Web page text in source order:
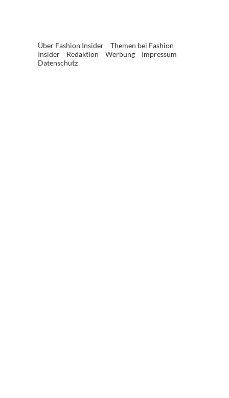
Über Fashion Insider
Themen bei Fashion
Insider
Redaktion Werbung
Impressum
Datenschutz